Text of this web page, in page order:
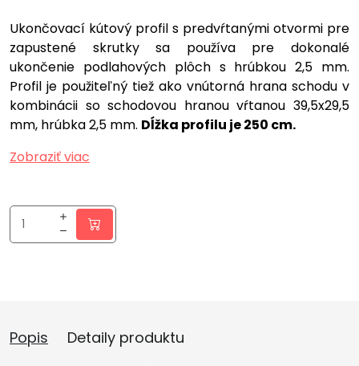
Ukončovací kútový profil s predvŕtanými otvormi pre
zapustené skrutky sa používa pre dokonalé
ukončenie podlahových plôch s hrúbkou 2,5 mm.
Profil je použiteľný tiež ako vnútorná hrana schodu v
kombinácii so schodovou hranou vŕtanou 39,5x29,5
mm, hrúbka 2,5 mm. Dĺžka profilu je 250 cm.
Zobraziť viac
Popis
Detaily produktu